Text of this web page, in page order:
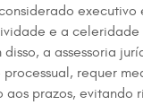
executivo
e a celeridade
a assessoria
requer
prazos, evitando